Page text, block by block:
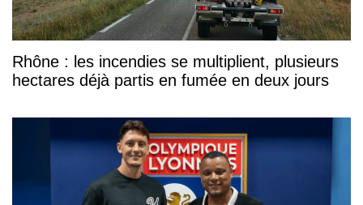
Rhône : les incendies se multiplient, plusieurs
hectares déjà partis en fumée en deux jours